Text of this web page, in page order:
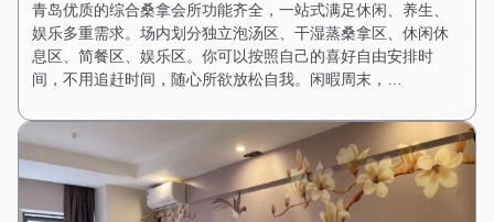
青岛优质的综合桑拿会所功能齐全，一站式满足休闲、养生、
娱乐多重需求。场内划分独立泡汤区、干湿蒸桑拿区、休闲休
息区、简餐区、娱乐区。你可以按照自己的喜好自由安排时
间，不用追赶时间，随心所欲放松自我。闲暇周末，…